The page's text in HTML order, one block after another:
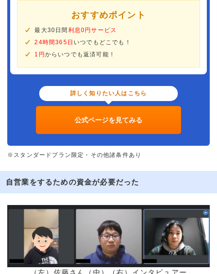
おすすめポイント
最大30日間 利息0円サービス
24時間365日 いつでもどこでも！
1円からいつでも返済可能！
詳しく知りたい人はこちら
公式ページを見てみる
※スタンダードプラン限定・その他諸条件あり
自営業をするための資金が必要だった